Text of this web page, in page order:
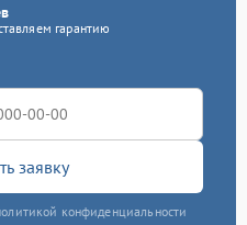
гарантию
заявку
конфиденциальности